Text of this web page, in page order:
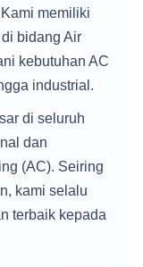
memiliki
bidang Air
kebutuhan AC
industrial.
di seluruh
dan
(AC). Seiring
kami selalu
terbaik kepada